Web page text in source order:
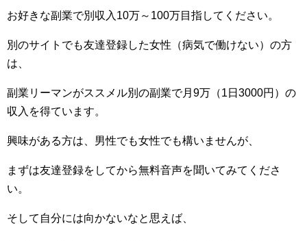
お好きな副業で別収入10万～100万目指してください。
別のサイトでも友達登録した女性（病気で働けない）の方
は、
副業リーマンがススメル別の副業で月9万（1日3000円）の
収入を得ています。
興味がある方は、男性でも女性でも構いませんが、
まずは友達登録をしてから無料音声を聞いてみてくださ
い。
そして自分には向かないなと思えば、